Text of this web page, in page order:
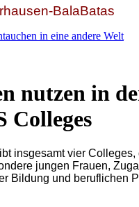
BalaBatas
in eine andere Welt
nutzen in
Colleges
insgesamt vier Colleges,
jungen Frauen,
Bildung und beruflichen